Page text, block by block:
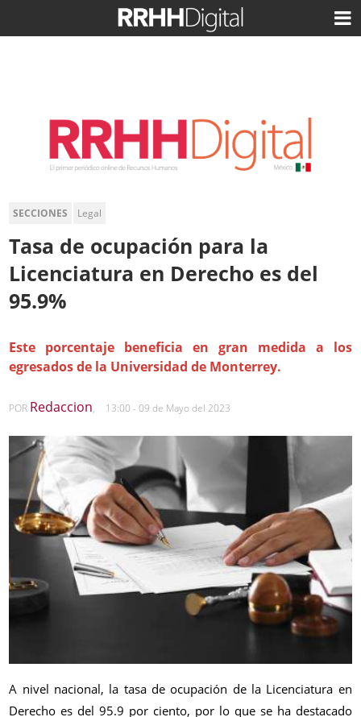
SECCIONES Legal
Tasa de ocupación para la
Licenciatura en Derecho es del
95.9%
Este porcentaje beneficia en gran medida a los
egresados de la Universidad de Monterrey.
POR Redaccion, 13:00 - 09 de Mayo del 2023
A nivel nacional, la tasa de ocupación de la Licenciatura en
Derecho es del 95.9 por ciento, por lo que se ha destacado